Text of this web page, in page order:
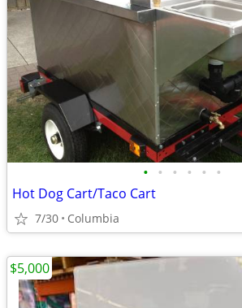
• • • • • •
Hot Dog Cart/Taco Cart
7/30 Columbia
$5,000